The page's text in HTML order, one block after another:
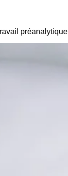
préanalytique